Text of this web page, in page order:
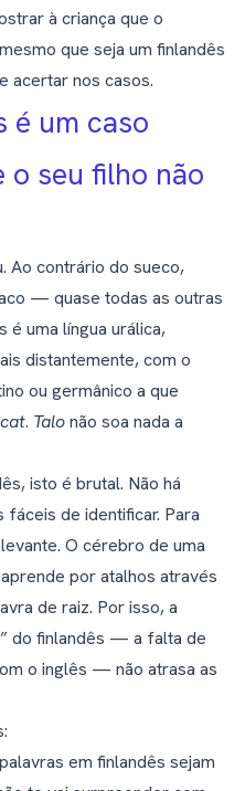
à criança que o
que seja um finlandês
acertar nos casos.
é um caso
o seu filho não
Ao contrário do sueco,
— quase todas as outras
uma língua urálica,
distantemente, com o
ou germânico a que
cat. Talonão soa nada a
isto é brutal. Não há
de identificar. Para
O cérebro de uma
por atalhos através
de raiz. Por isso, a
do finlandês — a falta de
o inglês — não atrasa as
em finlandês sejam